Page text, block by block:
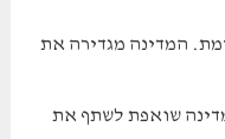
המדינה מגדירה את
שואפת לשתף את